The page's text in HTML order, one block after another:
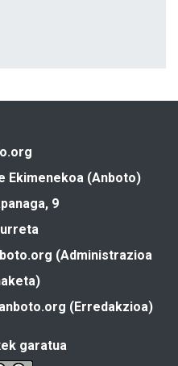
Ekimenekoa (Anboto)
9
(Administrazioa
(Erredakzioa)
garatua